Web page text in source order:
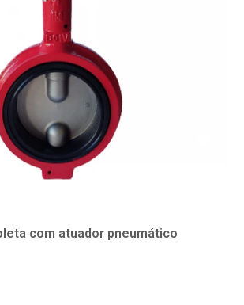
com atuador pneumático